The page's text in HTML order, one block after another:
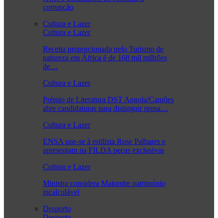
corrupção
Cultura e Lazer
Cultura e Lazer
Receita proporcionada pelo Turismo de
natureza em África é de 168 mil milhões
de…
Cultura e Lazer
Prémio de Literatura DST Angola/Camões
abre candidaturas para distinguir prosa…
Cultura e Lazer
ENSA une-se à estilista Rose Palhares e
apresentam na FILDA peças exclusivas
Cultura e Lazer
Ministra considera Maiombe património
incalculável
Desporto